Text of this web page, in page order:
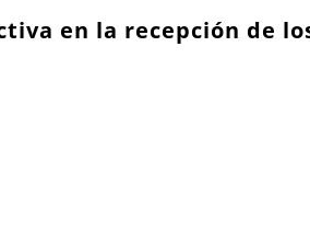
en la recepción de